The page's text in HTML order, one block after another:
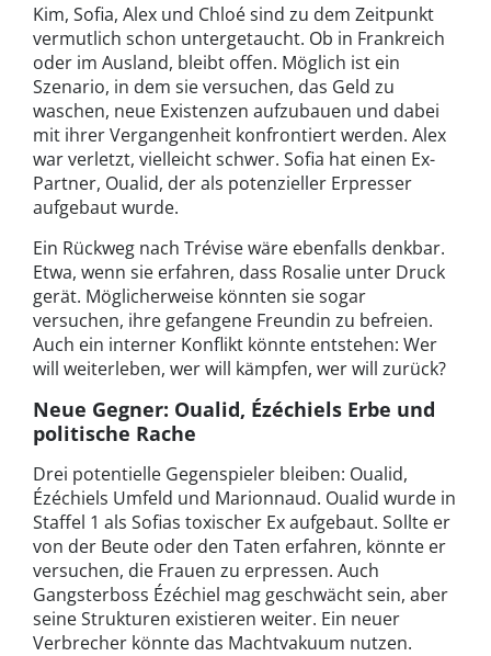
Kim, Sofia, Alex und Chloé sind zu dem Zeitpunkt
vermutlich schon untergetaucht. Ob in Frankreich
oder im Ausland, bleibt offen. Möglich ist ein
Szenario, in dem sie versuchen, das Geld zu
waschen, neue Existenzen aufzubauen und dabei
mit ihrer Vergangenheit konfrontiert werden. Alex
war verletzt, vielleicht schwer. Sofia hat einen Ex-
Partner, Oualid, der als potenzieller Erpresser
aufgebaut wurde.
Ein Rückweg nach Trévise wäre ebenfalls denkbar.
Etwa, wenn sie erfahren, dass Rosalie unter Druck
gerät. Möglicherweise könnten sie sogar
versuchen, ihre gefangene Freundin zu befreien.
Auch ein interner Konflikt könnte entstehen: Wer
will weiterleben, wer will kämpfen, wer will zurück?
Neue Gegner: Oualid, Ézéchiels Erbe und
politische Rache
Drei potentielle Gegenspieler bleiben: Oualid,
Ézéchiels Umfeld und Marionnaud. Oualid wurde in
Staffel 1 als Sofias toxischer Ex aufgebaut. Sollte er
von der Beute oder den Taten erfahren, könnte er
versuchen, die Frauen zu erpressen. Auch
Gangsterboss Ézéchiel mag geschwächt sein, aber
seine Strukturen existieren weiter. Ein neuer
Verbrecher könnte das Machtvakuum nutzen.